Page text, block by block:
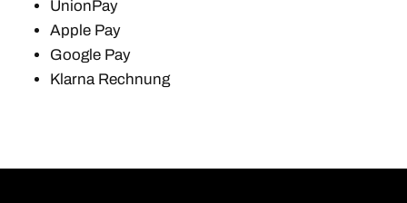
UnionPay
Apple Pay
Google Pay
Klarna Rechnung